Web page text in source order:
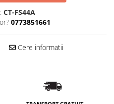
CT-FS44A
0773851661
Cere informatii